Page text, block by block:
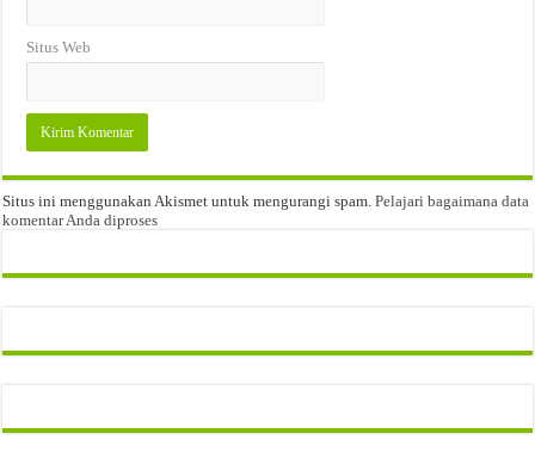
Situs Web
Situs ini menggunakan Akismet untuk mengurangi spam.Pelajari bagaimana data
komentar Anda diproses